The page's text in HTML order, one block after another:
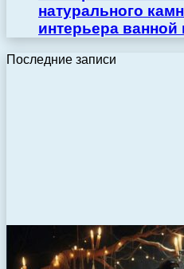
натурального
интерьера ванной
Последние записи